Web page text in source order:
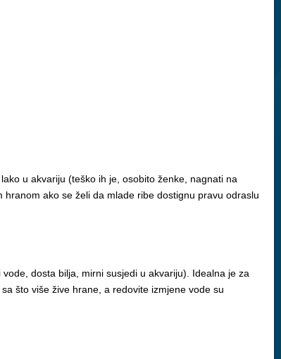
u akvariju (teško ih je, osobito ženke, nagnati na
ako se želi da mlade ribe dostignu pravu odraslu
dosta bilja, mirni susjedi u akvariju). Idealna je za
što više žive hrane, a redovite izmjene vode su